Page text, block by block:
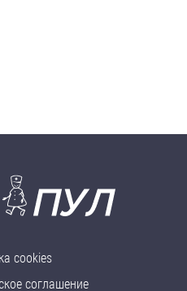
cookies
соглашение